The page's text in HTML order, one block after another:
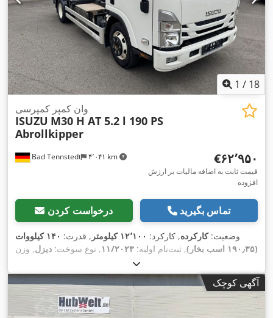
1 / 18
Bad Tennstedt ۴٬۰۴۱ km
وان کمپر کمپرسی
ISUZU M30 H AT 5.2 l 190 PS
Abrollkipper
‎€۶۲٬۹۵۰
قیمت ثابت به اضافه مالیات بر ارزش
افزوده
درخواست کردن تماس بگیرید
وضعیت:کارکرده, کارکرد: ۱۲٬۱۰۰ کیلومتر , قدرت:
۱۴۰ کیلووات
(۱۹۰٫۳۵ اسب بخار)
, ثبت‌نام اولیه: ۱۱/۲۰۲۳, نوع سوخت: دیزل, وزن
, رنگ:سفید
اِی‌بی‌اِس‎, برنامه پایداری الکترونیکی (ESP), تهویه مطبوع, فیلتر دوده,
قفل مرکزی, آگهی کوچک